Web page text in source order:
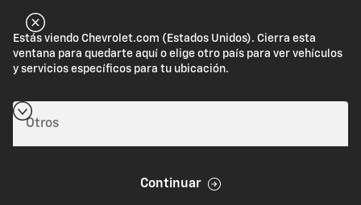
Estás viendo Chevrolet.com (Estados Unidos). Cierra esta
ventana para quedarte aquí o elige otro país para ver vehículos
y servicios específicos para tu ubicación.
Continuar